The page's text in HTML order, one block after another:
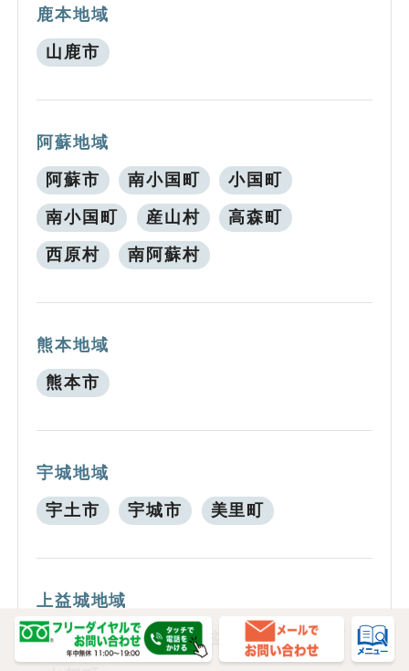
鹿本地域
山鹿市
阿蘇地域
阿蘇市 南小国町 小国町
南小国町 産山村 高森町
西原村 南阿蘇村
熊本地域
熊本市
宇城地域
宇土市 宇城市 美里町
上益城地域
御船町 嘉島町 益城町 甲佐町